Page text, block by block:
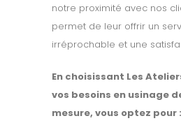
notre proximité avec nos
permet de leur offrir un
irréprochable et une
En choisissant Les
vos besoins en usinage
mesure, vous optez pour :